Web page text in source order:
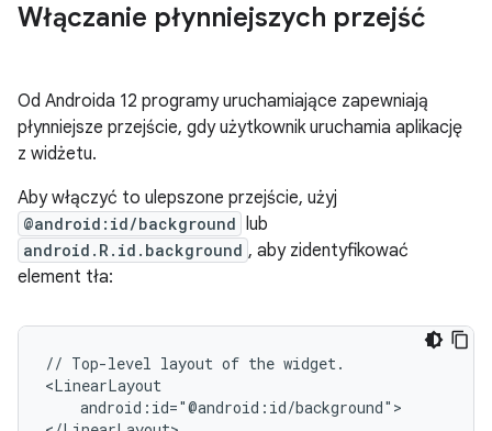
Włączanie płynniejszych przejść
Od Androida 12 programy uruchamiające zapewniają
płynniejsze przejście, gdy użytkownik uruchamia aplikację
z widżetu.
Aby włączyć to ulepszone przejście, użyj
@android:id/background lub
android.R.id.background , aby zidentyfikować
element tła:
// Top-level layout of the widget.
android:id="@android:id/background">